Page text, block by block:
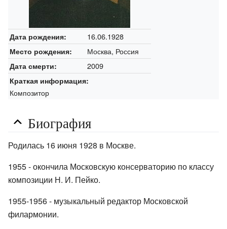
Дата рождения: 16.06.1928
Место рождения: Москва, Россия
Дата смерти: 2009
Краткая информация:
Композитор
Биография
Родилась 16 июня 1928 в Москве.
1955 - окончила Московскую консерваторию по классу
композиции Н. И. Пейко.
1955-1956 - музыкальный редактор Московской
филармонии.